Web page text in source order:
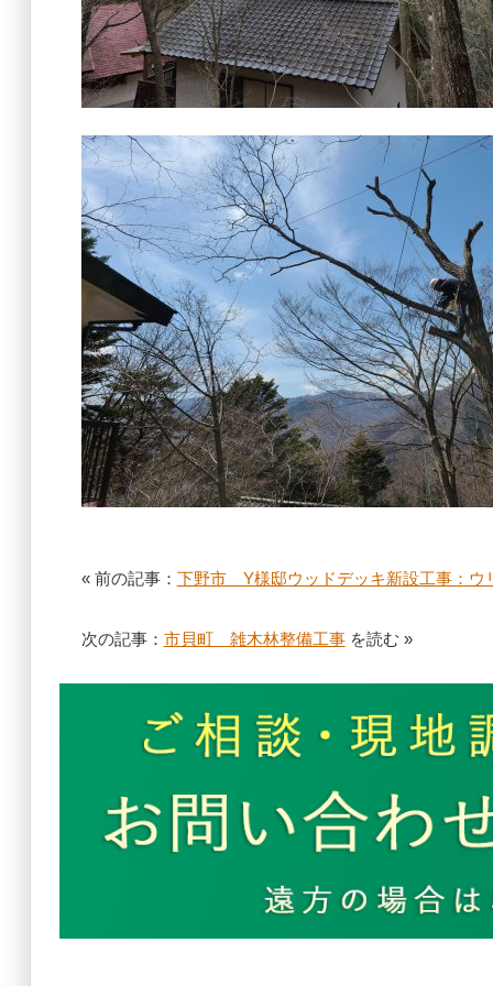
« 前の記事： 下野市 Y様邸ウッドデッキ新設工事：ウ
次の記事： 市貝町 雑木林整備工事を読む »